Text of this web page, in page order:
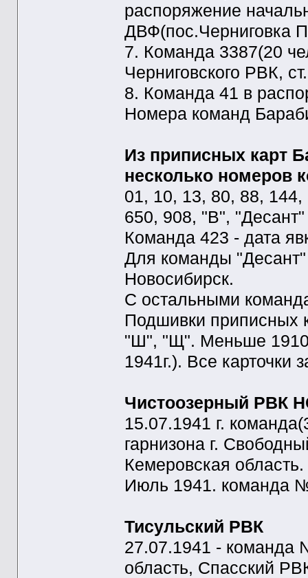
распоряжение
ДВФ(пос.Черниговка
7. Команда 3387(20
Черниговского РВК,
8. Команда 41 в
Номера команд
Из приписных карт
несколько номеров
01, 10, 13, 80, 88,
650, 908, "В",
Команда 423 - дата
Для команды "Десант"
Новосибирск.
С остальными
Подшивки приписных
"Ш", "Щ". Меньше 1910
1941г.). Все карточки
Чистоозерный РВК
15.07.1941 г.
гарнизона г.
Кемеровская область.
Июль 1941. команда
Тисульский РВК
27.07.1941 - команда
область, Спасский